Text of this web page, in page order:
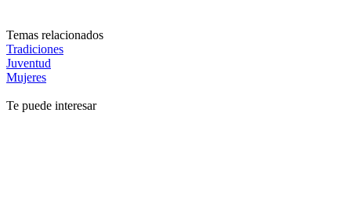
Temas relacionados
Tradiciones
Juventud
Mujeres
Te puede interesar